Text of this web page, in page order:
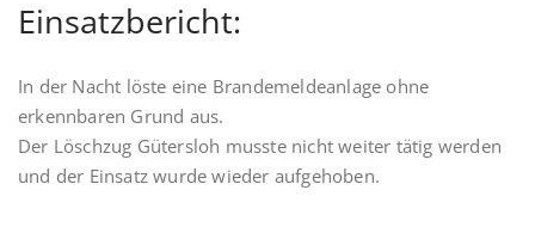
Einsatzbericht:
In der Nacht löste eine Brandemeldeanlage ohne
erkennbaren Grund aus.
Der Löschzug Gütersloh musste nicht weiter tätig werden
und der Einsatz wurde wieder aufgehoben.